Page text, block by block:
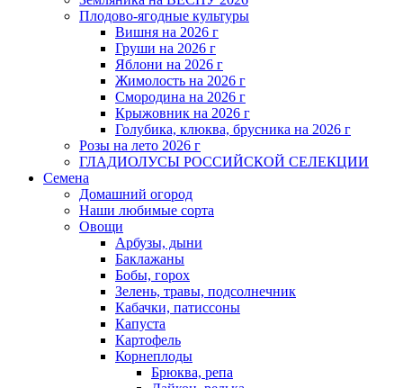
Плодово-ягодные культуры
Вишня на 2026 г
Груши на 2026 г
Яблони на 2026 г
Жимолость на 2026 г
Смородина на 2026 г
Крыжовник на 2026 г
Голубика, клюква, брусника на 2026 г
Розы на лето 2026 г
ГЛАДИОЛУСЫ РОССИЙСКОЙ СЕЛЕКЦИИ
Семена
Домашний огород
Наши любимые сорта
Овощи
Арбузы, дыни
Баклажаны
Бобы, горох
Зелень, травы, подсолнечник
Кабачки, патиссоны
Капуста
Картофель
Корнеплоды
Брюква, репа